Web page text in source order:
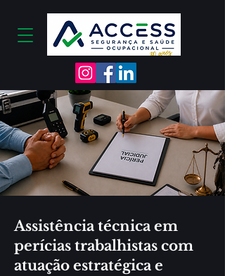
Assistência técnica em
perícias trabalhistas com
atuação estratégica e